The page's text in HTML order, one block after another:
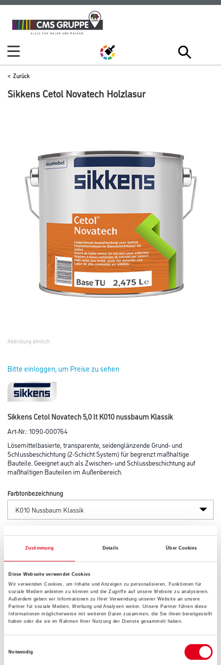
Zustimmung Details Über Cookies
Diese Webseite verwendet Cookies
Wir verwenden Cookies, um Inhalte und Anzeigen zu personalisieren, Funktionen für
soziale Medien anbieten zu können und die Zugriffe auf unsere Website zu analysieren.
Außerdem geben wir Informationen zu Ihrer Verwendung unserer Website an unsere
Partner für soziale Medien, Werbung und Analysen weiter. Unsere Partner führen diese
Informationen möglicherweise mit weiteren Daten zusammen, die Sie ihnen bereitgestellt
haben oder die sie im Rahmen Ihrer Nutzung der Dienste gesammelt haben.
Notwendig
Zum
Inhalt
Zum
Navigationsmenü
Zurück
Sikkens Cetol Novatech Holzlasur
Abbildung ähnlich
Bitte einloggen, um Preise zu sehen
Sikkens Cetol Novatech 5,0 lt K010 nussbaum Klassik
Art-Nr.:1090-000764
Lösemittelbasierte, transparente, seidenglänzende Grund- und
Schlussbeschichtung (2-Schicht System) für begrenzt maßhaltige
Bauteile. Geeignet auch als Zwischen- und Schlussbeschichtung auf
maßhaltigen Bauteilen im Außenbereich.
Farbtonbezeichnung
Gebinde
Umrechnungsfaktoren